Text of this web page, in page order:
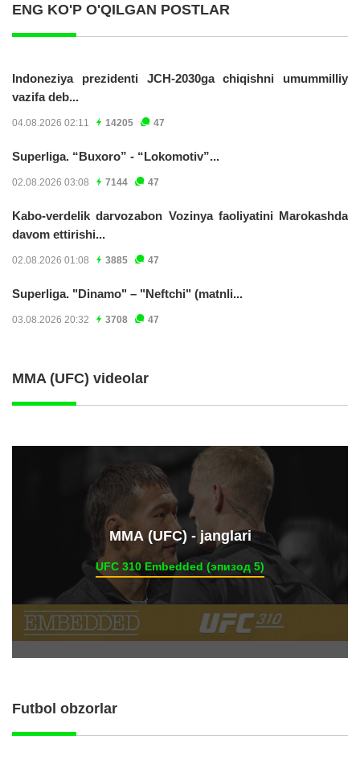
ENG KO'P O'QILGAN POSTLAR
Indoneziya prezidenti JCH-2030ga chiqishni umummilliy
vazifa deb...
04.08.2026 02:11 14205 47
Superliga. “Buxoro” - “Lokomotiv”...
02.08.2026 03:08 7144 47
Kabo-verdelik darvozabon Vozinya faoliyatini Marokashda
davom ettirishi...
02.08.2026 01:08 3885 47
Superliga. "Dinamo" – "Neftchi" (matnli...
03.08.2026 20:32 3708 47
MMA (UFC) videolar
ММА (UFC) - janglari
UFC 310 Embedded (эпизод 5)
Futbol obzorlar